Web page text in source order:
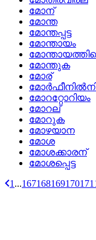
മോന്
മോന്ത
മോന്തപ്പട്ട
മോന്തായം
മോന്തുക
മോര്
മോററ്റോറിയം
മോറല്
മോറുക
മോഴയാന
മോശ
മോശക്കാരന്
മോശപ്പെട്ട
1 ...167168169170171